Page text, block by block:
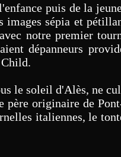
puis de la
sépia et
notre premier
dépanneurs
le soleil d'Alès, ne
originaire de
italiennes, le